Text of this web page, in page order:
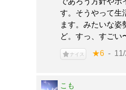
す。そうやって生
ます。みたいな姿
ど。すっ、すごい
ナイス ★6
こも